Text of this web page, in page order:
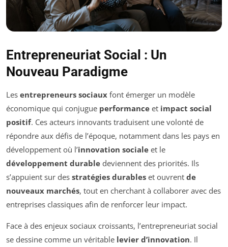
Entrepreneuriat Social : Un
Nouveau Paradigme
Les entrepreneurs sociaux font émerger un modèle
économique qui conjugue performance et impact social
positif. Ces acteurs innovants traduisent une volonté de
répondre aux défis de l’époque, notamment dans les pays en
développement où l’innovation sociale et le
développement durable deviennent des priorités. Ils
s’appuient sur des stratégies durables et ouvrent de
nouveaux marchés, tout en cherchant à collaborer avec des
entreprises classiques afin de renforcer leur impact.
Face à des enjeux sociaux croissants, l’entrepreneuriat social
se dessine comme un véritable levier d’innovation. Il